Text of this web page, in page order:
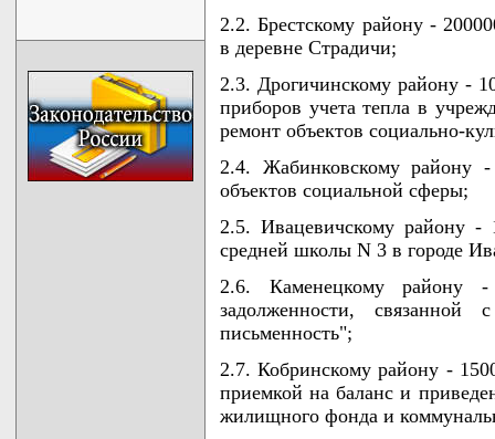
2.2. Брестскому району -
в деревне Страдичи;
2.3. Дрогичинскому району -
приборов учета тепла в
ремонт объектов социально-
2.4. Жабинковскому району
объектов социальной сферы;
2.5. Ивацевичскому району -
средней школы N 3 в городе
2.6. Каменецкому району
задолженности, связанной
письменность";
2.7. Кобринскому району -
приемкой на баланс и
жилищного фонда и